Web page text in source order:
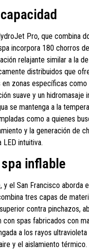
Pro, que combina
incorpora 180 chorros
relajante similar a la
distribuidos que
zonas específicas como
suave y un hidromasaje
se mantenga a la
como a quienes
y la generación de
intuitiva.
inflable
el San Francisco aborda
tres capas de
contra pinchazos,
spas fabricados con
a los rayos ultravioleta
y el aislamiento térmico.